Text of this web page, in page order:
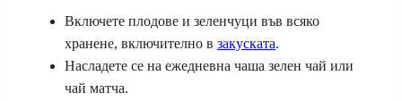
Включете плодове и зеленчуци във всяко
хранене, включително в закуската.
Насладете се на ежедневна чаша зелен чай или
чай матча.